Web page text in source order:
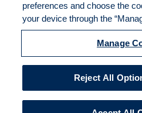
DisclaimerLegal Notices Your
Do Not Sell/Share/Limit Disclosure
Commitment to EEO
division of ECC Insurance
preferences and choose the
your device through the
Manage
Reject All